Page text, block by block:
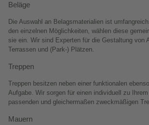
Beläge
Die Auswahl an Belagsmaterialien ist
den einzelnen Möglichkeiten, wählen diese
sie ein. Wir sind Experten für die Gestaltung von
Terrassen und (Park-) Plätzen.
Treppen
Treppen besitzen neben einer funktionalen
Aufgabe. Wir sorgen für einen individuell zu
passenden und gleichermaßen zweckmäßigen
Mauern